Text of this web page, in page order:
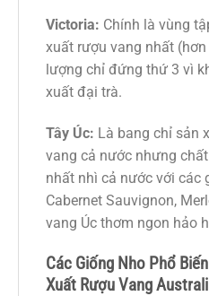
Victoria: Chính là vùng
xuất rượu vang nhất
lượng chỉ đứng thứ 3 vì
xuất đại trà.
Tây Úc: Là bang chỉ sản
vang cả nước nhưng
nhất nhì cả nước với các
Cabernet Sauvignon,
vang Úc thơm ngon hảo
Các Giống Nho Phổ
Xuất Rượu Vang